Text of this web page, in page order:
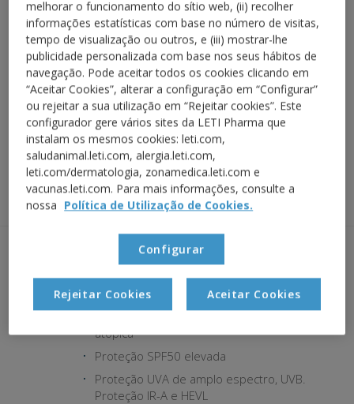
NOVO
Multiproteção solar específica para pele
atópica.
EFEITO BARREIRA - CONTRA AGENTES EXTERNOS
SOL AREIA POLUIÇÃO TRANSPIRAÇÃO WET SKIN
CONTRA A RADIAÇÃO SOLAR
CONTRA A RADIAÇÃO SOLAR
atópica
Proteção SPF50 elevada
Proteção UVA de amplo espectro, UVB.
Proteção IR-A e HEVL
melhorar o funcionamento do sítio web, (ii) recolher
informações estatísticas com base no número de visitas,
tempo de visualização ou outros, e (iii) mostrar-lhe
publicidade personalizada com base nos seus hábitos de
navegação. Pode aceitar todos os cookies clicando em
“Aceitar Cookies”, alterar a configuração em “Configurar”
ou rejeitar a sua utilização em “Rejeitar cookies”. Este
configurador gere vários sites da LETI Pharma que
instalam os mesmos cookies: leti.com,
saludanimal.leti.com, alergia.leti.com,
leti.com/dermatologia, zonamedica.leti.com e
vacunas.leti.com. Para mais informações, consulte a
nossa Política de Utilização de Cookies.
Configurar
Rejeitar Cookies Aceitar Cookies